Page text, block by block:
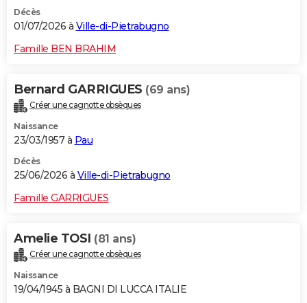
Décès
01/07/2026 à Ville-di-Pietrabugno
Famille BEN BRAHIM
Bernard GARRIGUES (69 ans)
Créer une cagnotte obsèques
Naissance
23/03/1957 à Pau
Décès
25/06/2026 à Ville-di-Pietrabugno
Famille GARRIGUES
Amelie TOSI (81 ans)
Créer une cagnotte obsèques
Naissance
19/04/1945 à BAGNI DI LUCCA ITALIE